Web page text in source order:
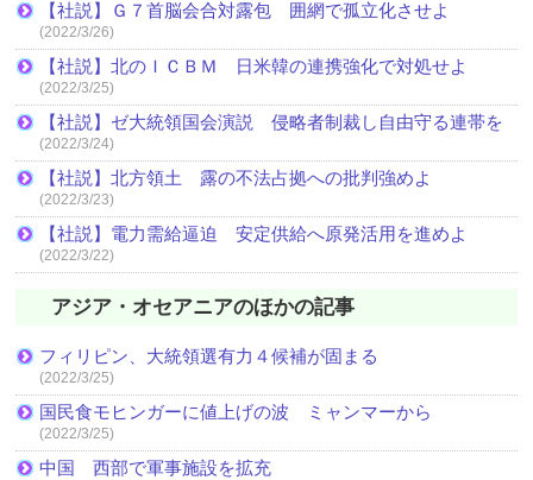
【社説】Ｇ７首脳会合対露包 囲網で孤立化させよ
(2022/3/26)
【社説】北のＩＣＢＭ 日米韓の連携強化で対処せよ
(2022/3/25)
【社説】ゼ大統領国会演説 侵略者制裁し自由守る連帯を
(2022/3/24)
【社説】北方領土 露の不法占拠への批判強めよ
(2022/3/23)
【社説】電力需給逼迫 安定供給へ原発活用を進めよ
(2022/3/22)
アジア・オセアニアのほかの記事
フィリピン、大統領選有力４候補が固まる
(2022/3/25)
国民食モヒンガーに値上げの波 ミャンマーから
(2022/3/25)
中国 西部で軍事施設を拡充